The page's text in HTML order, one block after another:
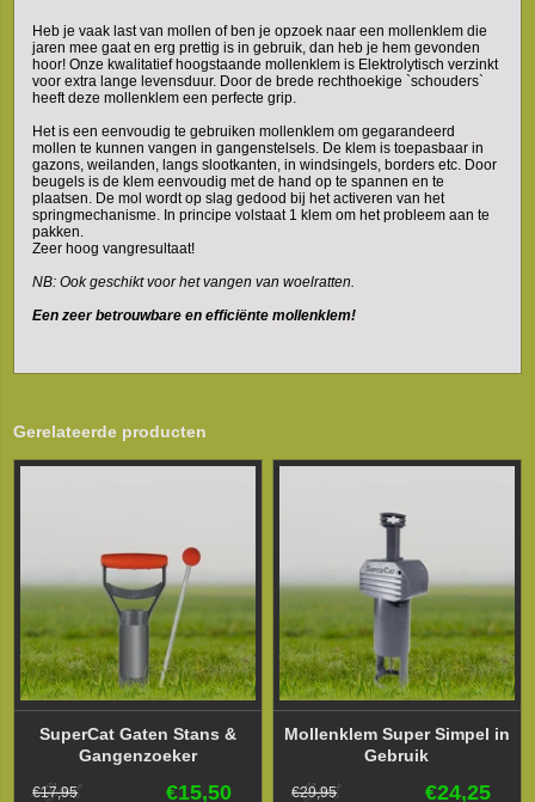
Heb je vaak last van mollen of ben je opzoek naar een mollenklem die
jaren mee gaat en erg prettig is in gebruik, dan heb je hem gevonden
hoor! Onze kwalitatief hoogstaande mollenklem is Elektrolytisch verzinkt
voor extra lange levensduur. Door de brede rechthoekige `schouders`
heeft deze mollenklem een perfecte grip.
Het is een eenvoudig te gebruiken mollenklem om gegarandeerd
mollen te kunnen vangen in gangenstelsels. De klem is toepasbaar in
gazons, weilanden, langs slootkanten, in windsingels, borders etc. Door
beugels is de klem eenvoudig met de hand op te spannen en te
plaatsen. De mol wordt op slag gedood bij het activeren van het
springmechanisme. In principe volstaat 1 klem om het probleem aan te
pakken.
Zeer hoog vangresultaat!
NB: Ook geschikt voor het vangen van woelratten.
Een zeer betrouwbare en efficiënte mollenklem!
Gerelateerde producten
SuperCat Gaten Stans &
Gangenzoeker
€15,50
€17,95
Mollenklem Super Simpel in
Gebruik
€24,25
€29,95